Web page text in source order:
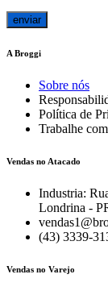
A Broggi
Sobre nós
Política de
Trabalhe
Vendas no Atacado
Industria:
Londrina -
(43) 3339-
Vendas no Varejo